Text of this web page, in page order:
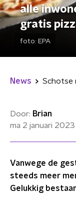
alle
gratis
foto: EPA
News
Door: Brian
ma 2 januari 2023
Vanwege de
steeds meer
Gelukkig